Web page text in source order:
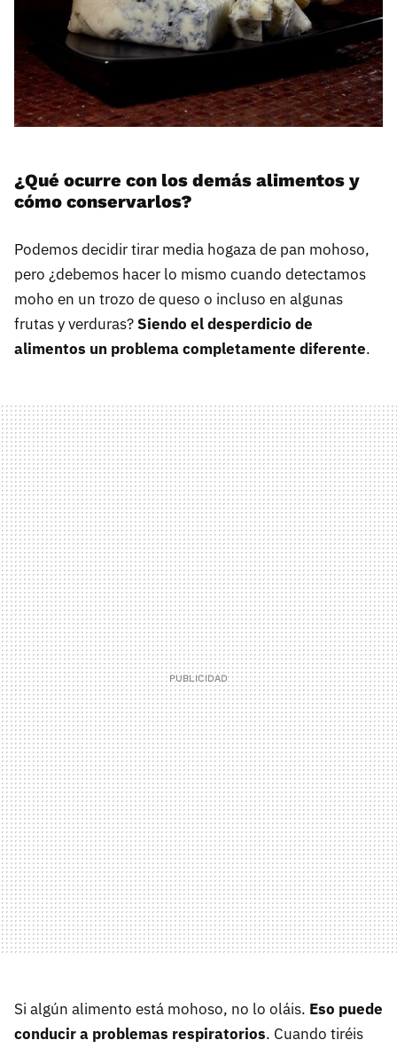
¿Qué ocurre con los demás alimentos y
cómo conservarlos?
Podemos decidir tirar media hogaza de pan mohoso,
pero ¿debemos hacer lo mismo cuando detectamos
moho en un trozo de queso o incluso en algunas
frutas y verduras? Siendo el desperdicio de
alimentos un problema completamente diferente.
Si algún alimento está mohoso, no lo oláis. Eso puede
conducir a problemas respiratorios. Cuando tiréis